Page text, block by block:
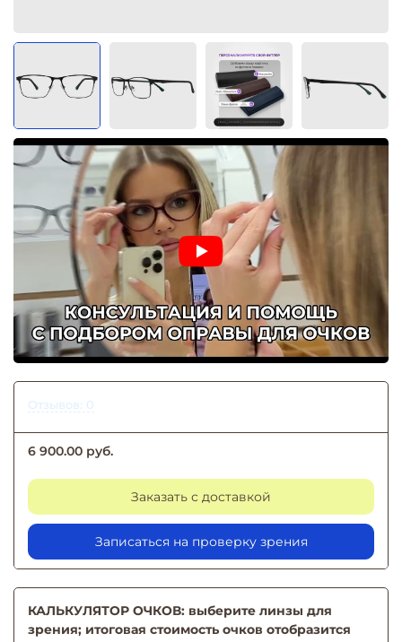
Отзывов: 0
6 900.00 руб.
Заказать с доставкой
Записаться на проверку зрения
КАЛЬКУЛЯТОР ОЧКОВ: выберите линзы для
зрения; итоговая стоимость очков отобразится